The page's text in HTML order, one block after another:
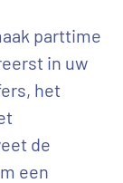
parttime
in uw
het
de
een